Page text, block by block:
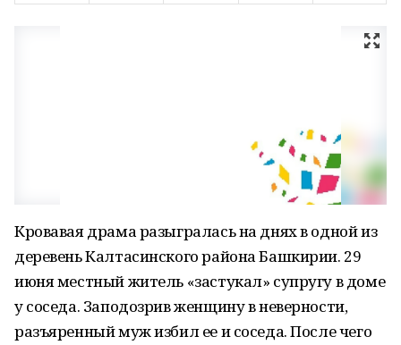
Кровавая драма разыгралась на днях в одной из
деревень Калтасинского района Башкирии. 29
июня местный житель «застукал» супругу в доме
у соседа. Заподозрив женщину в неверности,
разъяренный муж избил ее и соседа. После чего